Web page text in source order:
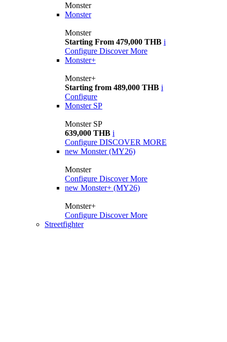
Monster
Monster
Monster
Starting From 479,000 THB i
Configure Discover More
Monster+
Monster+
Starting from 489,000 THB i
Configure
Monster SP
Monster SP
639,000 THB i
Configure DISCOVER MORE
new Monster (MY26)
Monster
Configure Discover More
new Monster+ (MY26)
Monster+
Configure Discover More
Streetfighter